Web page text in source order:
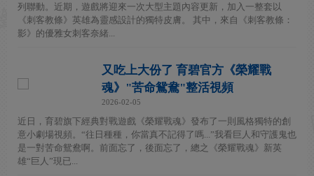
列聯動。近期，遊戲將迎來一次大型主題內容更新，加入一整套以
《刺客教條》英雄為靈感設計的獨特皮膚。 其中，來自《刺客教條：
影》的優雅女刺客奈緒...
又吃上大份了 育碧官方《榮耀戰
魂》"苦命鴛鴦"整活視頻
2026-02-05
近日，育碧旗下經典對戰遊戲《榮耀戰魂》發布了一則風格獨特的創
意小劇場視頻。“往日種種，你當真不記得了嗎...”我看巨人和守護鬼也
是一對苦命鴛鴦啊。前面忘了，後面忘了，總之《榮耀戰魂》新英
雄“巨人”現已...